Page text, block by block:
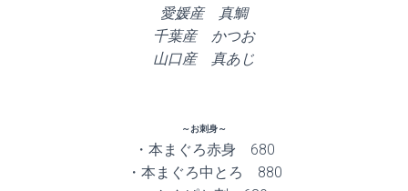
愛媛産 真鯛
千葉産 かつお
山口産 真あじ
～お刺身～
・本まぐろ赤身 680
・本まぐろ中とろ 880